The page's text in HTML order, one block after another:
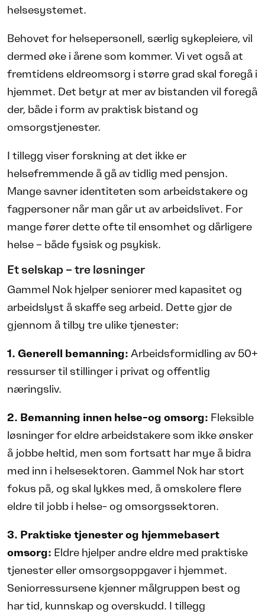
helsesystemet.
Behovet for helsepersonell, særlig sykepleiere, vil
dermed øke i årene som kommer. Vi vet også at
fremtidens eldreomsorg i større grad skal foregå i
hjemmet. Det betyr at mer av bistanden vil foregå
der, både i form av praktisk bistand og
omsorgstjenester.
I tillegg viser forskning at det ikke er
helsefremmende å gå av tidlig med pensjon.
Mange savner identiteten som arbeidstakere og
fagpersoner når man går ut av arbeidslivet. For
mange fører dette ofte til ensomhet og dårligere
helse – både fysisk og psykisk.
Et selskap – tre løsninger
Gammel Nok hjelper seniorer med kapasitet og
arbeidslyst å skaffe seg arbeid. Dette gjør de
gjennom å tilby tre ulike tjenester:
1. Generell bemanning: Arbeidsformidling av 50+
ressurser til stillinger i privat og offentlig
næringsliv.
2. Bemanning innen helse-og omsorg: Fleksible
løsninger for eldre arbeidstakere som ikke ønsker
å jobbe heltid, men som fortsatt har mye å bidra
med inn i helsesektoren. Gammel Nok har stort
fokus på, og skal lykkes med, å omskolere flere
eldre til jobb i helse- og omsorgssektoren.
3. Praktiske tjenester og hjemmebasert
omsorg: Eldre hjelper andre eldre med praktiske
tjenester eller omsorgsoppgaver i hjemmet.
Seniorressursene kjenner målgruppen best og
har tid, kunnskap og overskudd. I tillegg